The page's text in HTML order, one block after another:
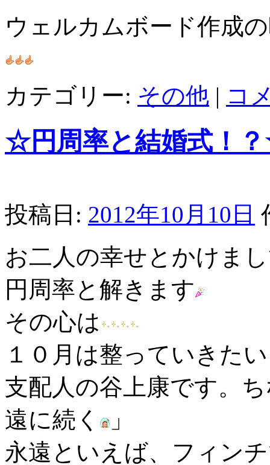
ウェルカムボード作成
カテゴリー: その他 | コ
☆円周率と結婚式！
投稿日: 2012年10月10日
お二人の幸せとかけま
円周率と解きます
その心は
１０月は整っていきた
支配人の谷上康です。
遠に続く
」
永遠といえば、フィン